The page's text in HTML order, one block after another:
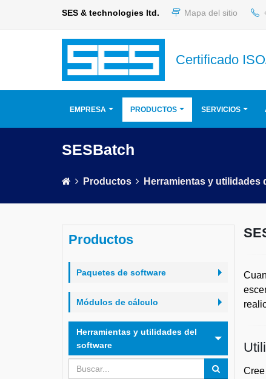
SES & technologies ltd. Mapa del sitio
Certificado
EMPRESA PRODUCTOS SERVICIOS
SESBatch
Productos Herramientas y utilidades
Productos
Paquetes de software
Módulos de cálculo
Herramientas y utilidades del
software